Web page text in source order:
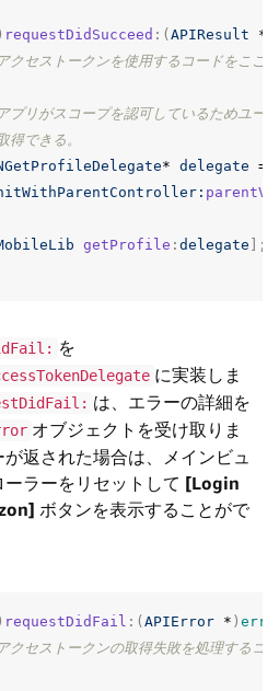
) requestDidSucceed :( APIResult *
セストークンを使用するコードをここ
リがスコープを認可しているためユー
できる。
* delegate =
getProfile : delegate ];
を
に実装しま
は、エラーの詳細を
オブジェクトを受け取りま
返された場合は、メインビュ
ーラーをリセットして [Login
ボタンを表示することがで
) requestDidFail :( APIError * )
セストークンの取得失敗を処理するコ